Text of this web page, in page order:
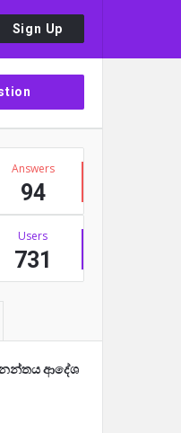
Sign Up
Answers
94
Users
731
ආදේශ